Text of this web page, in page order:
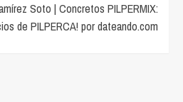
Soto | Concretos PILPERMIX:
de PILPERCA! por dateando.com